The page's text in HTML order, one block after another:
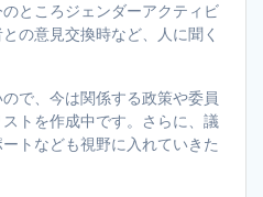
ところジェンダーアクティビ
の意見交換時など、人に聞く
で、今は関係する政策や委員
トを作成中です。さらに、議
トなども視野に入れていきた